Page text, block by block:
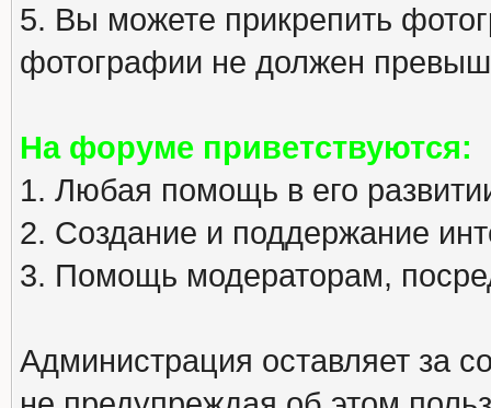
5. Вы можете прикрепить
фотографии не должен
На форуме приветствуются:
1. Любая помощь в его
2. Создание и поддержание
3. Помощь модераторам,
Администрация оставляет за